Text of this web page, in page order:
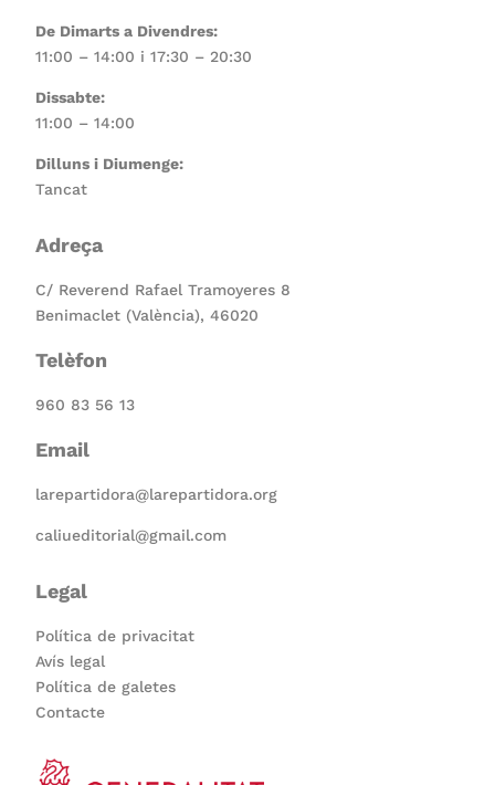
De Dimarts a Divendres:
11:00 – 14:00 i 17:30 – 20:30
Dissabte:
11:00 – 14:00
Dilluns i Diumenge:
Tancat
Adreça
C/ Reverend Rafael Tramoyeres 8
Benimaclet (València), 46020
Telèfon
960 83 56 13
Email
larepartidora@larepartidora.org
caliueditorial@gmail.com
Legal
Política de privacitat
Avís legal
Política de galetes
Contacte